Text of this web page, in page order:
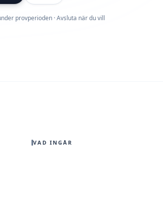
provperioden · Avsluta när du vill
VAD INGÅR